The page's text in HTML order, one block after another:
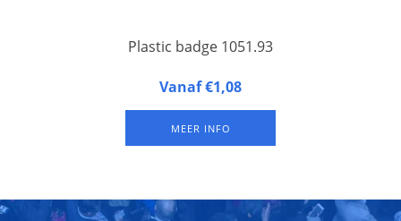
Plastic badge 1051.93
Grote naambadge (A6-formaat) met hardkunststof achterzijde
breedte en dan 75 mm hoog.
Vanaf €1,08
MEER INFO